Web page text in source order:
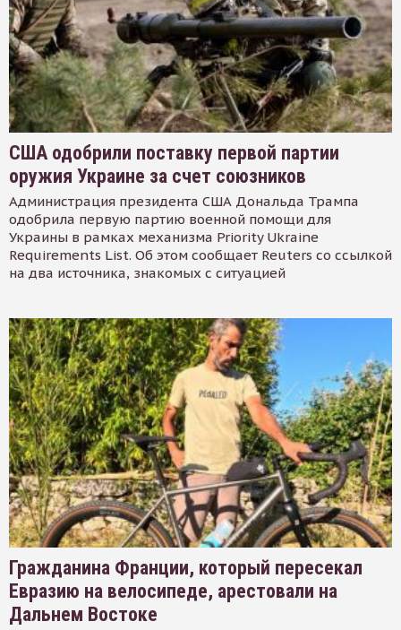
США одобрили поставку первой партии
оружия Украине за счет союзников
Администрация президента США Дональда Трампа
одобрила первую партию военной помощи для
Украины в рамках механизма Priority Ukraine
Requirements List. Об этом сообщает Reuters со ссылкой
на два источника, знакомых с ситуацией
Гражданина Франции, который пересекал
Евразию на велосипеде, арестовали на
Дальнем Востоке